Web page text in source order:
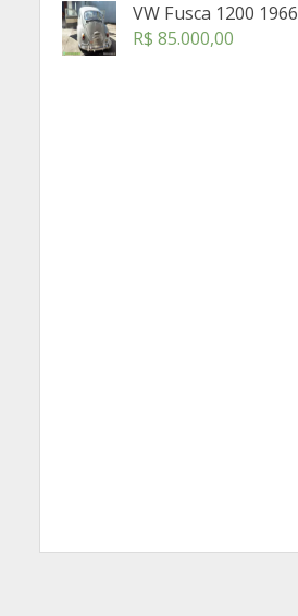
VW Fusca 1200 1966
R$ 85.000,00